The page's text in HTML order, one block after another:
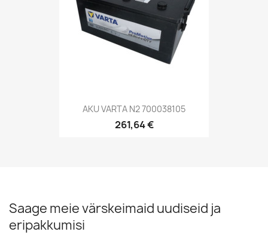
AKU VARTA N2 700038105
261,64 €
Saage meie värskeimaid uudiseid ja
eripakkumisi